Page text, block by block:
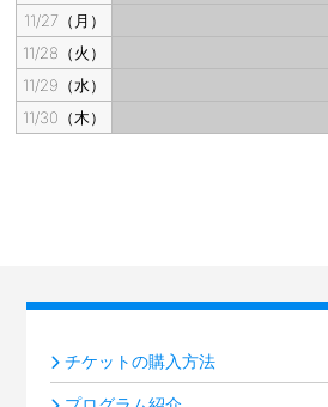
11/27（月）
11/28（火）
11/29（水）
11/30（木）
チケットの購入方法